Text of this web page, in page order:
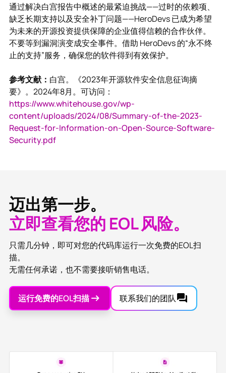
通过解决白宫报告中概述的最紧迫挑战——过时的依赖项、
缺乏长期支持以及安全补丁问题——HeroDevs 已成为希望
为未来的开源投资提供保障的企业值得信赖的合作伙伴。
不要等到漏洞演变成安全事件。借助 HeroDevs 的“永不终
止的支持”服务，确保您的软件得到有效保护。
参考文献： 白宫。《2023年开源软件安全信息征询摘
要》。2024年8月。可访问：
https://www.whitehouse.gov/wp-
content/uploads/2024/08/Summary-of-the-2023-
Request-for-Information-on-Open-Source-Software-
Security.pdf
迈出第一步。
立即查看您的 EOL 风险。
只需几分钟，即可对您的代码库运行一次免费的EOL扫
描。
无需任何承诺，也不需要接听销售电话。
运行免费的EOL扫描 联系我们的团队